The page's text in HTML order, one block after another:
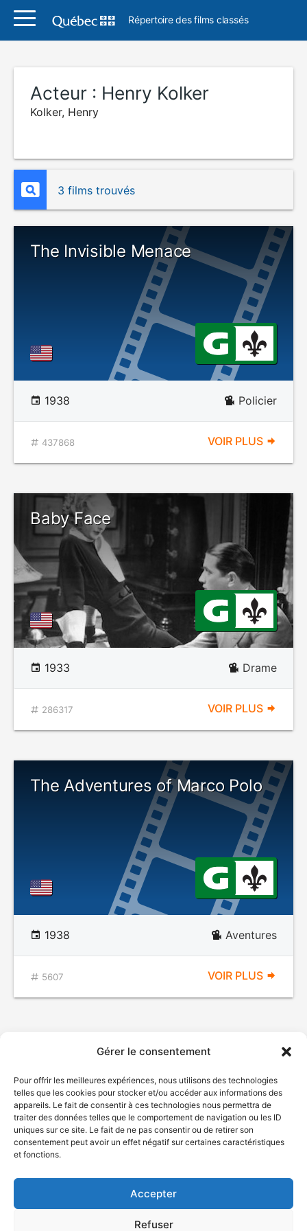
Gérer le consentement
Pour offrir les meilleures expériences, nous utilisons des technologies
telles que les cookies pour stocker et/ou accéder aux informations des
appareils. Le fait de consentir à ces technologies nous permettra de
traiter des données telles que le comportement de navigation ou les ID
uniques sur ce site. Le fait de ne pas consentir ou de retirer son
consentement peut avoir un effet négatif sur certaines caractéristiques
et fonctions.
Accepter
Refuser
Répertoire des films classés
Acteur : Henry Kolker
Kolker, Henry
3 films trouvés
The Invisible Menace
1938 Policier
437868 VOIR PLUS
Baby Face
1933 Drame
286317 VOIR PLUS
The Adventures of Marco Polo
1938 Aventures
5607 VOIR PLUS
© Gouvernement du Québec, 2026
Plan du site
Accessibilité
Accès à l'information
Déclaration de services